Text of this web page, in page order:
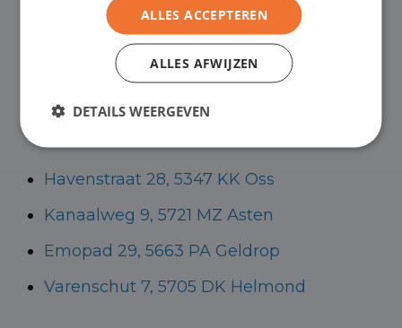
kunt in Asten terecht voor onze
bedrijfswagens en in Oss, Geldrop en
Havenstraat 28, 5347 KK Oss
Kanaalweg 9, 5721 MZ Asten
Emopad 29, 5663 PA Geldrop
Varenschut 7, 5705 DK Helmond
ALLES ACCEPTEREN
ALLES AFWIJZEN
DETAILS WEERGEVEN